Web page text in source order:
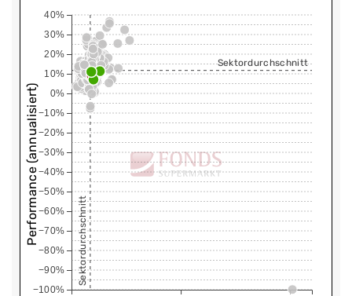
−100%
−90%
−80%
−70%
−60%
−50%
−40%
−30%
−20%
−10%
0%
10%
20%
30%
40%
Sektordurchschnitt
Sektordurchschnitt
Performance (annualisiert)